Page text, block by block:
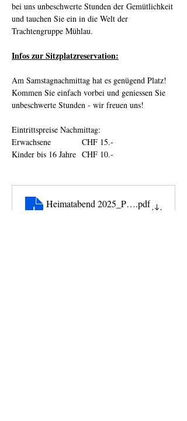
bei uns unbeschwerte Stunden der Gemütlichkeit
und tauchen Sie ein in die Welt der
Trachtengruppe Mühlau.
Infos zur Sitzplatzreservation:
Am Samstagnachmittag hat es genügend Platz!
Kommen Sie einfach vorbei und geniessen Sie
unbeschwerte Stunden - wir freuen uns!
Eintrittspreise Nachmittag:
Erwachsene		CHF 15.-
Kinder bis 16 Jahre	CHF 10.-
Heimatabend 2025_Programmheft
.pdf